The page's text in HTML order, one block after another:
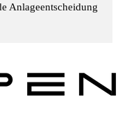
Anlageentscheidung